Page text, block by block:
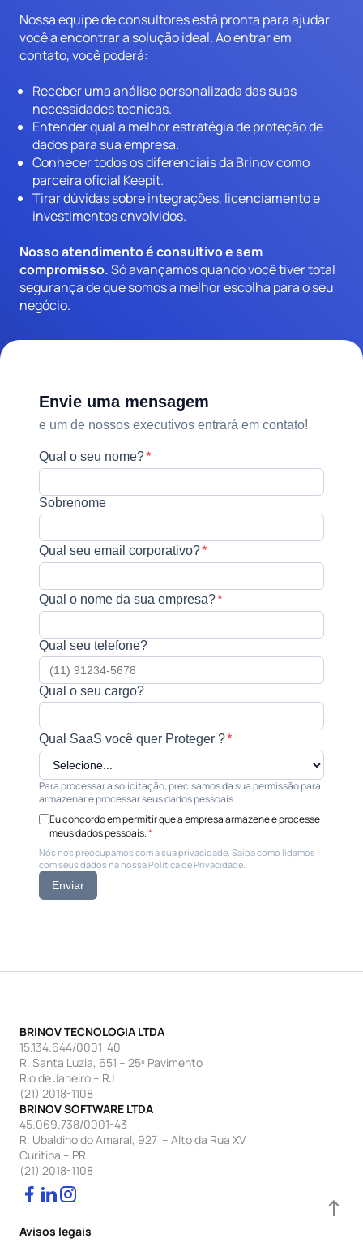
Nossa equipe de consultores está pronta para ajudar
você a encontrar a solução ideal. Ao entrar em
contato, você poderá:
Receber uma análise personalizada das suas
necessidades técnicas.
Entender qual a melhor estratégia de proteção de
dados para sua empresa.
Conhecer todos os diferenciais da Brinov como
parceira oficial Keepit.
Tirar dúvidas sobre integrações, licenciamento e
investimentos envolvidos.
Nosso atendimento é consultivo e sem
compromisso.Só avançamos quando você tiver total
segurança de que somos a melhor escolha para o seu
negócio.
Envie uma mensagem
e um de nossos executivos entrará em contato!
Qual o seu nome?*
Sobrenome
Qual seu email corporativo?*
Qual o nome da sua empresa?*
Qual seu telefone?
Qual o seu cargo?
Qual SaaS você quer Proteger ?*
Para processar a solicitação, precisamos da sua permissão para
armazenar e processar seus dados pessoais.
Eu concordo em permitir que a empresa armazene e processe
meus dados pessoais.*
Nós nos preocupamos com a sua privacidade. Saiba como lidamos
com seus dados na nossa Política de Privacidade.
Enviar
BRINOV TECNOLOGIA LTDA
15.134.644/0001-40
R. Santa Luzia, 651 – 25º Pavimento
Rio de Janeiro – RJ
(21) 2018-1108
BRINOV SOFTWARE LTDA
45.069.738/0001-43
R. Ubaldino do Amaral, 927 – Alto da Rua XV
Curitiba – PR
(21) 2018-1108
Avisos legais